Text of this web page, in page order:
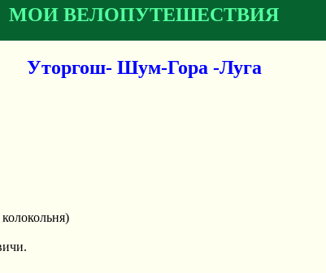
МОИ ВЕЛОПУТЕШЕСТВИЯ
Уторгош- Шум-Гора -Луга